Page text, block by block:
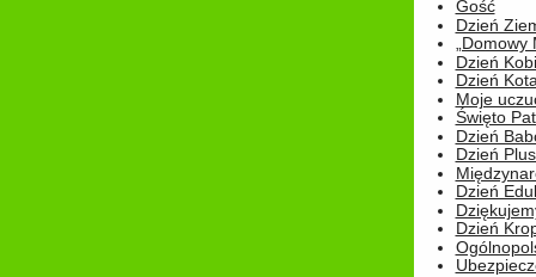
Gość
Dzień
Dzień
Dzień
Moje
Święto
Dzień
Dzień
Dzień
Dzień